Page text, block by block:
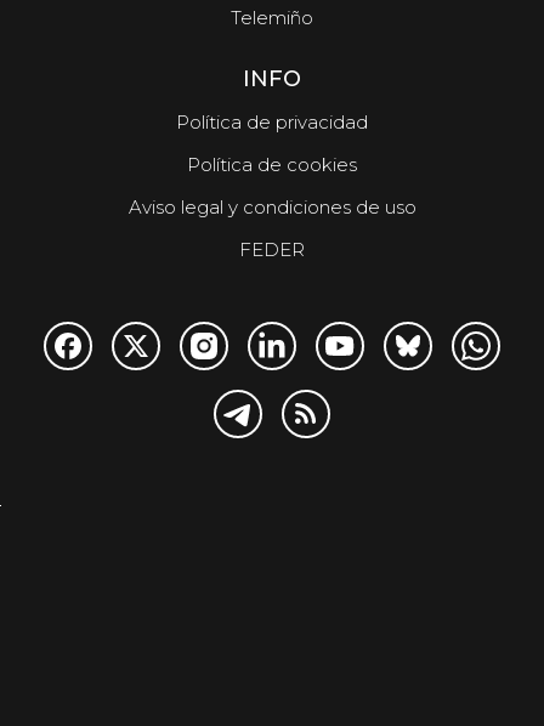
Telemiño
INFO
Política de privacidad
Política de cookies
Aviso legal y condiciones de uso
FEDER